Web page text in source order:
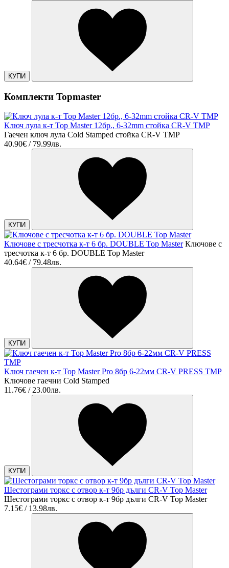
КУПИ
Комплекти Topmaster
Ключ лула к-т Top Master 12бр., 6-32mm стойка CR-V TMP
Гаечен ключ лула Cold Stamped стойка CR-V TMP
40.90€ / 79.99лв.
КУПИ
Ключове с тресчотка к-т 6 бр. DOUBLE Top Master Ключове с
тресчотка к-т 6 бр. DOUBLE Top Master
40.64€ / 79.48лв.
КУПИ
Ключ гаечен к-т Top Master Pro 8бр 6-22мм CR-V PRESS TMP
Ключове гаечни Cold Stamped
11.76€ / 23.00лв.
КУПИ
Шестограми торкс с отвор к-т 9бр дълги CR-V Top Master
Шестограми торкс с отвор к-т 9бр дълги CR-V Top Master
7.15€ / 13.98лв.